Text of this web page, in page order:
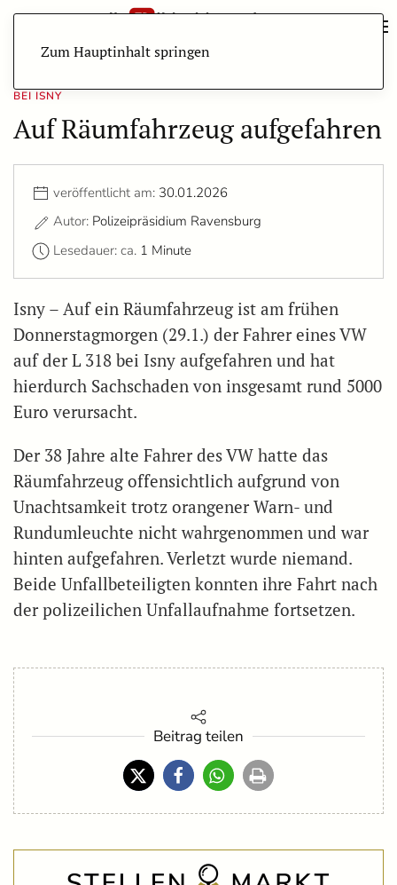
Zum Hauptinhalt springen
BEI ISNY
Auf Räumfahrzeug aufgefahren
veröffentlicht am: 30.01.2026
Autor: Polizeipräsidium Ravensburg
Lesedauer: ca. 1 Minute
Isny – Auf ein Räumfahrzeug ist am frühen
Donnerstagmorgen (29.1.) der Fahrer eines VW
auf der L 318 bei Isny aufgefahren und hat
hierdurch Sachschaden von insgesamt rund 5000
Euro verursacht.
Der 38 Jahre alte Fahrer des VW hatte das
Räumfahrzeug offensichtlich aufgrund von
Unachtsamkeit trotz orangener Warn- und
Rundumleuchte nicht wahrgenommen und war
hinten aufgefahren. Verletzt wurde niemand.
Beide Unfallbeteiligten konnten ihre Fahrt nach
der polizeilichen Unfallaufnahme fortsetzen.
Beitrag teilen